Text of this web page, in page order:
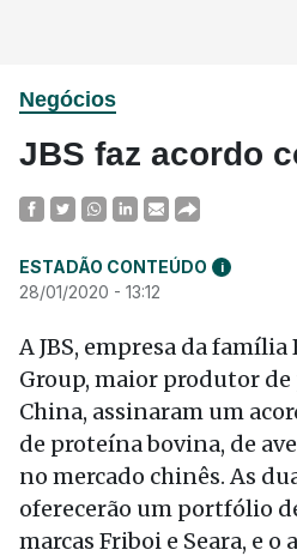
Negócios
JBS faz acordo
ESTADÃO CONTEÚDO i
28/01/2020 - 13:12
A JBS, empresa da família
Group, maior produtor
China, assinaram um
de proteína bovina, de
no mercado chinês. As
oferecerão um portfólio
marcas Friboi e Seara, e o